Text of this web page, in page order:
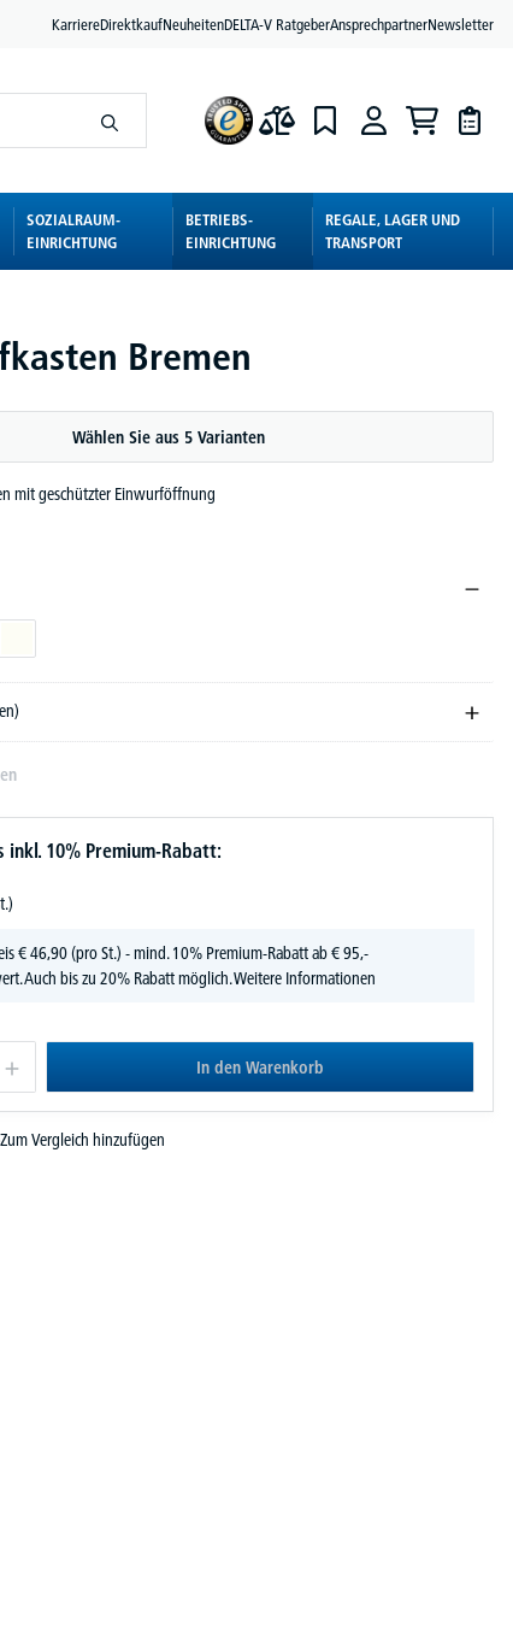
KarriereDirektkaufNeuheitenDELTA-V RatgeberAnsprechpartnerNewsletter
SOZIALRAUM-
EINRICHTUNG
BETRIEBS-
EINRICHTUNG
REGALE, LAGER UND
TRANSPORT
Bremen
Wählen Sie aus 5 Varianten
mit geschützter Einwurföffnung
inkl. 10% Premium-Rabatt:
€46,90(pro St.) - mind. 10% Premium-Rabatt ab € 95,-
Auch bis zu 20% Rabatt möglich.Weitere Informationen
In den Warenkorb
Zum Vergleich hinzufügen